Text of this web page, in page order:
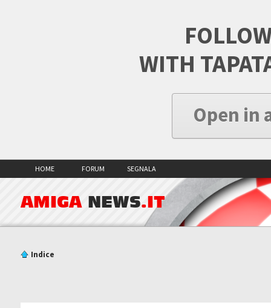
WITH
Open in
HOME FORUM SEGNALA
AMIGA NEWS.IT
Indice